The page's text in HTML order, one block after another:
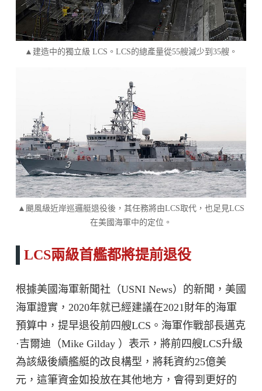
▲建造中的獨立級 LCS。LCS的總產量從55艘減少到35艘。
▲颶風級近岸巡邏艇退役後，其任務將由LCS取代，也足見LCS
在美國海軍中的定位。
LCS兩級首艦都將提前退役
根據美國海軍新聞社（USNI News）的新聞，美國
海軍證實，2020年就已經建議在2021財年的海軍
預算中，提早退役前四艘LCS。海軍作戰部長邁克
·吉爾迪（Mike Gilday ）表示，將前四艘LCS升級
為該級後續艦艇的改良構型，將耗資約25億美
元，這筆資金如投放在其他地方，會得到更好的